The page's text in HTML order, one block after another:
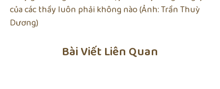
của các thầy luôn phải không nào (Ảnh: Trần Thuỳ
Dương)
Bài Viết Liên Quan